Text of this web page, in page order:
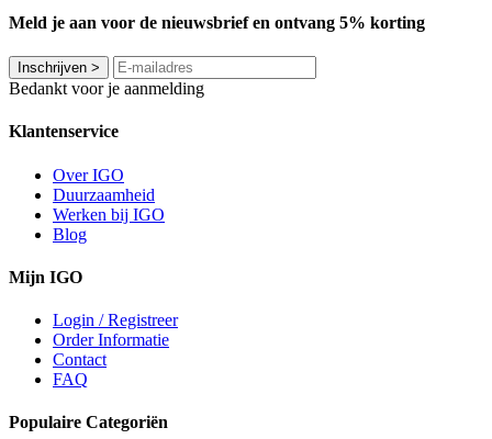
Meld je aan voor de nieuwsbrief en ontvang 5% korting
Inschrijven >
Bedankt voor je aanmelding
Klantenservice
Over IGO
Duurzaamheid
Werken bij IGO
Blog
Mijn IGO
Login / Registreer
Order Informatie
Contact
FAQ
Populaire Categoriën